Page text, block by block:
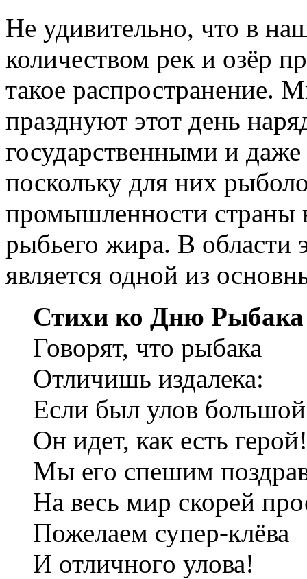
Не удивительно, что в
количеством рек и озёр
такое распространение.
празднуют этот день
государственными и
поскольку для них
промышленности страны
рыбьего жира. В области
является одной из
Стихи ко Дню Рыбака
Говорят, что рыбака
Отличишь издалека:
Если был улов
Он идет, как есть герой!
Мы его спешим
На весь мир скорей
Пожелаем супер-клёва
И отличного улова!